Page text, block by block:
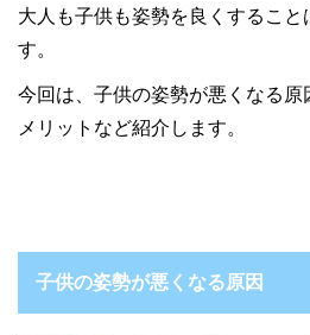
大人も子供も姿勢を良くするこ
す。
今回は、子供の姿勢が悪くなる
メリットなど紹介します。
子供の姿勢が悪くなる原因